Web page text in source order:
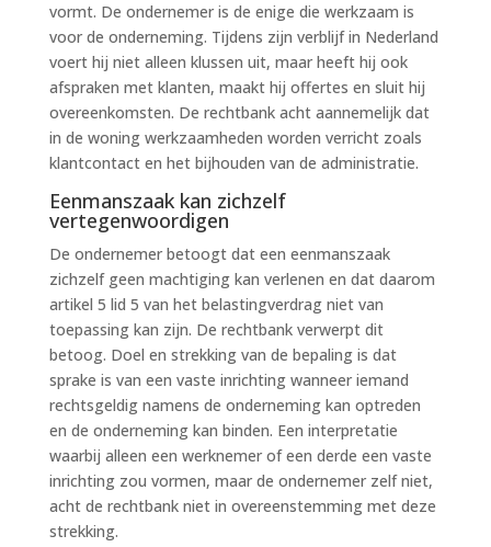
vormt. De ondernemer is de enige die werkzaam is
voor de onderneming. Tijdens zijn verblijf in Nederland
voert hij niet alleen klussen uit, maar heeft hij ook
afspraken met klanten, maakt hij offertes en sluit hij
overeenkomsten. De rechtbank acht aannemelijk dat
in de woning werkzaamheden worden verricht zoals
klantcontact en het bijhouden van de administratie.
Eenmanszaak kan zichzelf
vertegenwoordigen
De ondernemer betoogt dat een eenmanszaak
zichzelf geen machtiging kan verlenen en dat daarom
artikel 5 lid 5 van het belastingverdrag niet van
toepassing kan zijn. De rechtbank verwerpt dit
betoog. Doel en strekking van de bepaling is dat
sprake is van een vaste inrichting wanneer iemand
rechtsgeldig namens de onderneming kan optreden
en de onderneming kan binden. Een interpretatie
waarbij alleen een werknemer of een derde een vaste
inrichting zou vormen, maar de ondernemer zelf niet,
acht de rechtbank niet in overeenstemming met deze
strekking.